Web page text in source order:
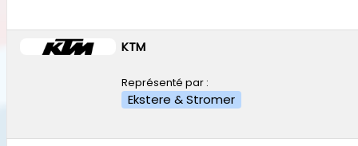
KTM
Représenté par :
Ekstere & Stromer